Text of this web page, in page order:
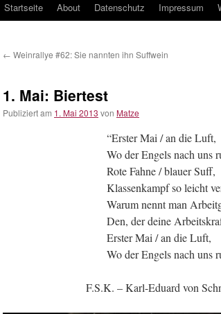
Zum Inhalt springen
Startseite About Datenschutz Impressum
← Weinrallye #62: Sie nannten ihn Suffwein
1. Mai: Biertest
Publiziert am 1. Mai 2013 von Matze
“Erster Mai / an die Luft,
Wo der Engels nach uns
Rote Fahne / blauer Suff,
Klassenkampf so leicht
Warum nennt man
Den, der deine
Erster Mai / an die Luft,
Wo der Engels nach uns
F.S.K. – Karl-Eduard von